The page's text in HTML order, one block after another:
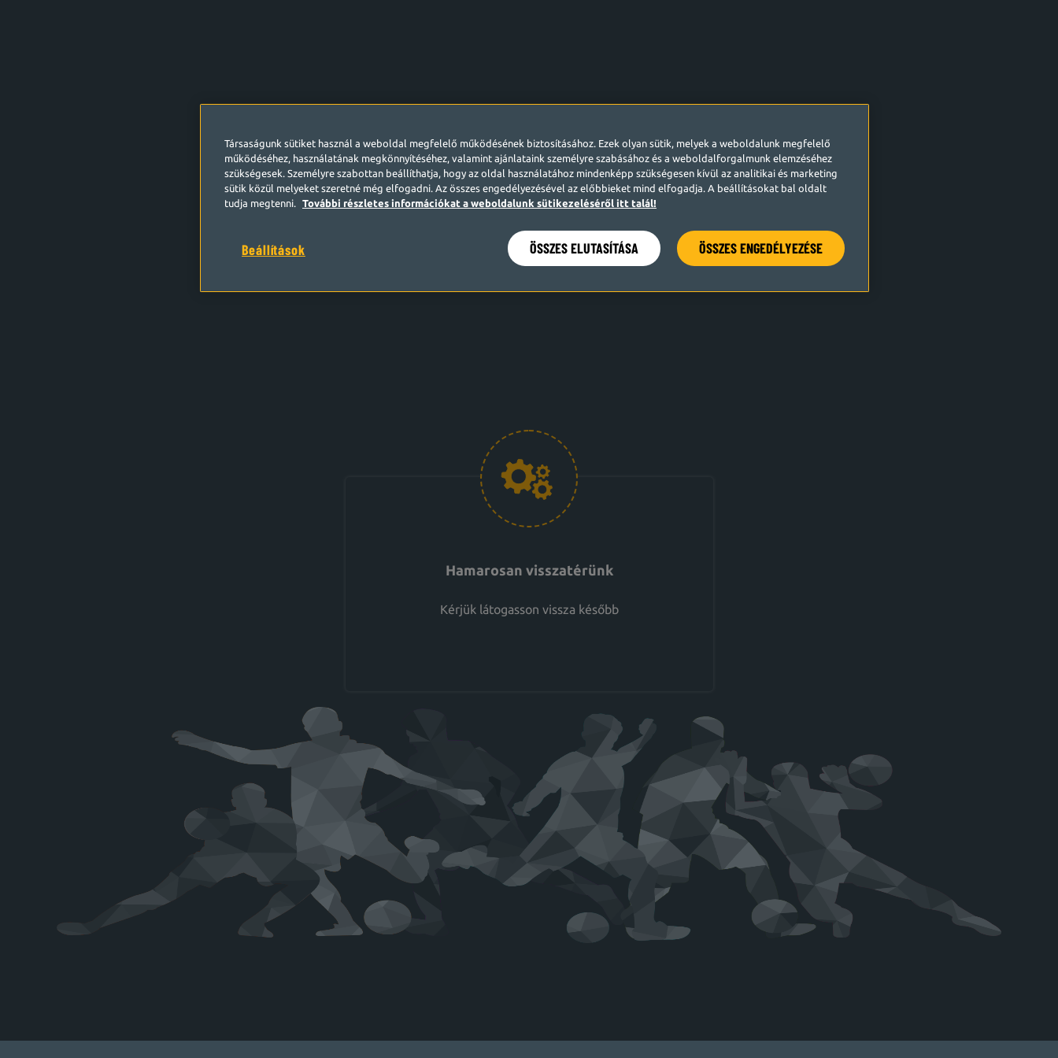
Hamarosan visszatérünk
Kérjük látogasson vissza később
Társaságunk sütiket használ a weboldal megfelelő működésének biztosításához. Ezek olyan sütik, melyek a weboldalunk megfelelő
működéséhez, használatának megkönnyítéséhez, valamint ajánlataink személyre szabásához és a weboldalforgalmunk elemzéséhez
szükségesek. Személyre szabottan beállíthatja, hogy az oldal használatához mindenképp szükségesen kívül az analitikai és marketing
sütik közül melyeket szeretné még elfogadni. Az összes engedélyezésével az előbbieket mind elfogadja. A beállításokat bal oldalt
tudja megtenni.
További részletes információkat a weboldalunk sütikezeléséről itt talál!
Beállítások ÖSSZES ELUTASÍTÁSA ÖSSZES ENGEDÉLYEZÉSE